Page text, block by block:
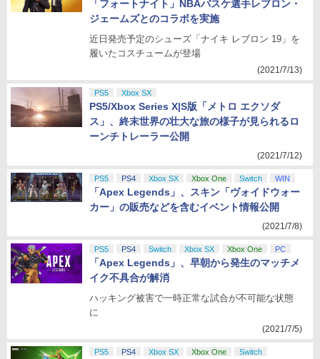
「フォートナイト」NBAバスケ選手レブロン・
ジェームズとのコラボを実施
近日発売予定のシューズ「ナイキ レブロン 19」を
履いたコスチュームが登場
(2021/7/13)
PS5 Xbox SX
PS5/Xbox Series X|S版「メトロ エクソダ
ス」、終末世界の壮大な旅の様子が見られるロ
ーンチトレーラー公開
(2021/7/12)
PS5 PS4 Xbox SX Xbox One Switch WIN
「Apex Legends」、スキン「ヴォイドウォー
カー」の販売などを含むイベント情報公開
(2021/7/8)
PS5 PS4 Switch Xbox SX Xbox One PC
「Apex Legends」、早朝から発生のマッチメ
イク不具合が解消
ハッキング被害で一時正常な試合が不可能な状態
に
(2021/7/5)
PS5 PS4 Xbox SX Xbox One
Switch